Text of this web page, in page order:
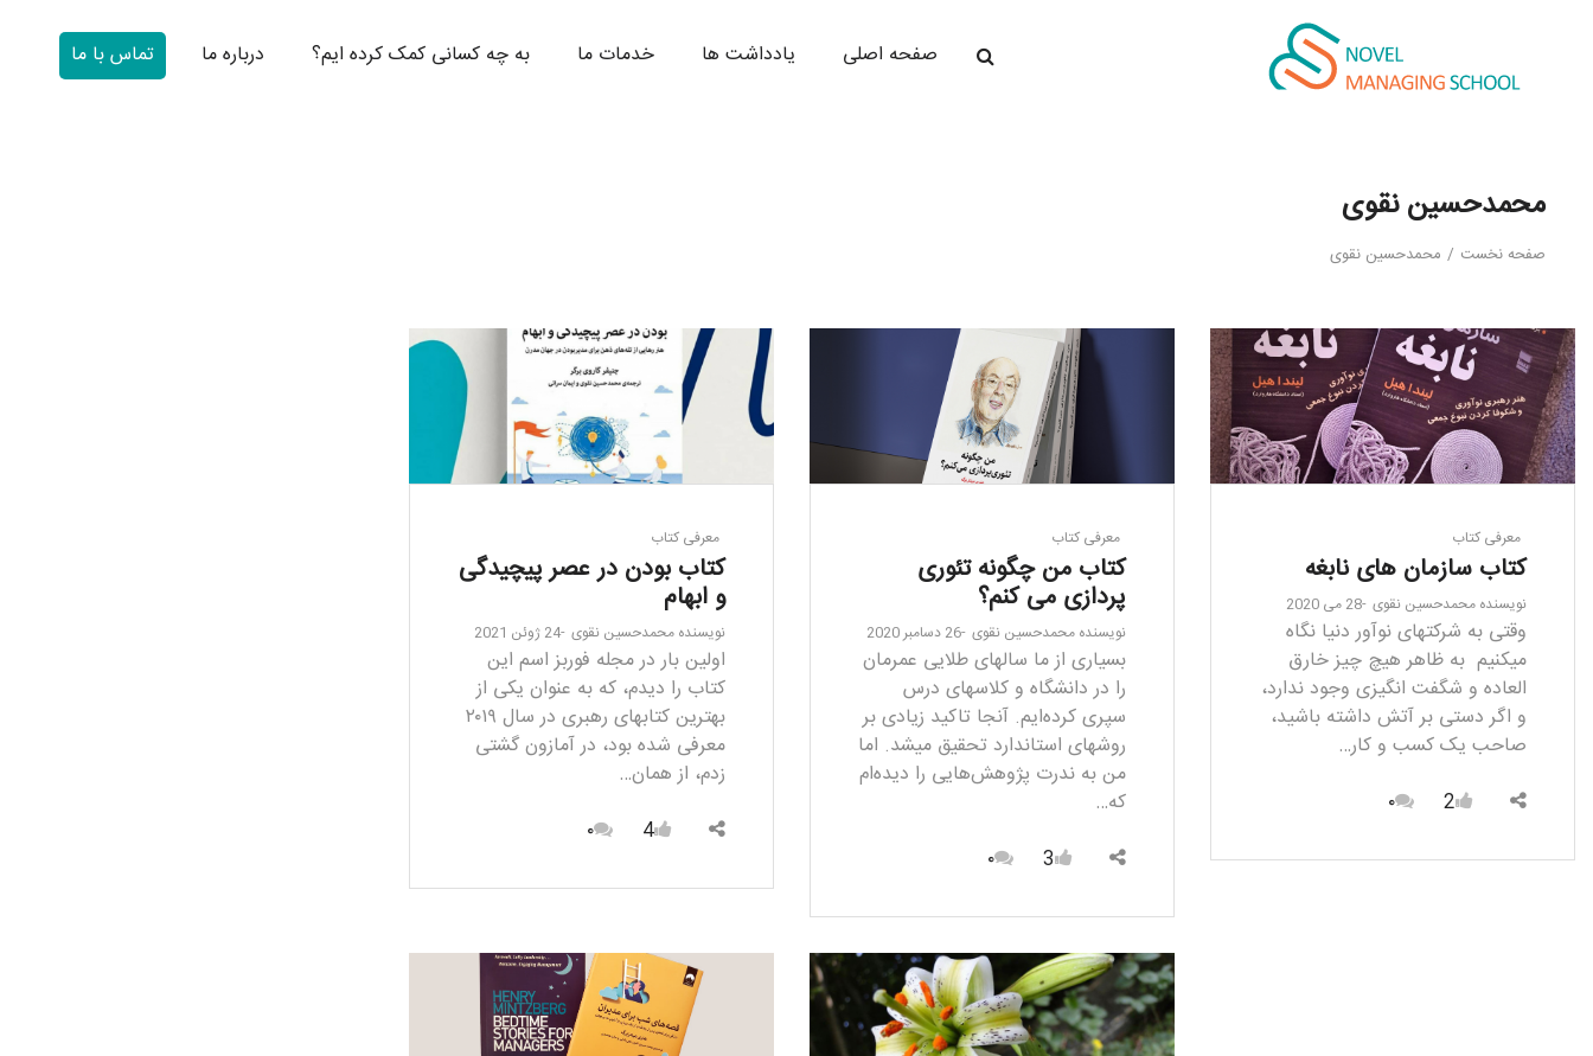
صفحه اصلی یادداشت ها خدمات ما به چه کسانی کمک کرده ایم؟ درباره ما تماس با ما
محمدحسین نقوی
صفحه نخست / محمدحسین نقوی
معرفی کتاب
کتاب بودن در عصر پیچیدگی
و ابهام
نویسندهمحمدحسین نقوی 24 ژوئن 2021
اولین بار در مجله فوربز اسم این
کتاب را دیدم، که به عنوان یکی از
بهترین کتاب­های رهبری در سال ۲۰۱۹
معرفی شده بود، در آمازون گشتی
زدم، از همان…
4
۰
معرفی کتاب
کتاب من چگونه تئوری
پردازی می کنم؟
نویسندهمحمدحسین نقوی 26 دسامبر 2020
بسیاری از ما سالهای طلایی عمرمان
را در دانشگاه و کلاس­های درس
سپری کرده‌ایم. آنجا تاکید زیادی بر
روش­های استاندارد تحقیق می­شد. اما
من به ندرت پژوهش‎‌هایی را دیده‌ام
که…
3
۰
معرفی کتاب
کتاب سازمان های نابغه
نویسندهمحمدحسین نقوی 28 می 2020
وقتی به شرکت­های نوآور دنیا نگاه
می­کنیم به ظاهر هیچ چیز خارق
العاده­ و شگفت انگیزی وجود ندارد،
و اگر دستی بر آتش داشته باشید،
صاحب یک کسب و کار…
2
۰